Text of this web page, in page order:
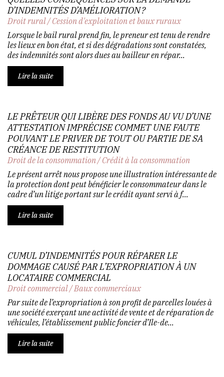
D’INDEMNITÉS D’AMÉLIORATION ?
Droit rural/Cession d'exploitation et baux ruraux
Lorsque le bail rural prend fin, le preneur est tenu de rendre
les lieux en bon état, et si des dégradations sont constatées,
des indemnités sont alors dues au bailleur en répar...
Lire la suite
LE PRÊTEUR QUI LIBÈRE DES FONDS AU VU D’UNE
ATTESTATION IMPRÉCISE COMMET UNE FAUTE
POUVANT LE PRIVER DE TOUT OU PARTIE DE SA
CRÉANCE DE RESTITUTION
Droit de la consommation/Crédit à la consommation
Le présent arrêt nous propose une illustration intéressante de
la protection dont peut bénéficier le consommateur dans le
cadre d’un litige portant sur le crédit ayant servi à f...
Lire la suite
CUMUL D’INDEMNITÉS POUR RÉPARER LE
DOMMAGE CAUSÉ PAR L’EXPROPRIATION À UN
LOCATAIRE COMMERCIAL
Droit commercial/Baux commerciaux
Par suite de l’expropriation à son profit de parcelles louées à
une société exerçant une activité de vente et de réparation de
véhicules, l’établissement public foncier d’Ile-de...
Lire la suite